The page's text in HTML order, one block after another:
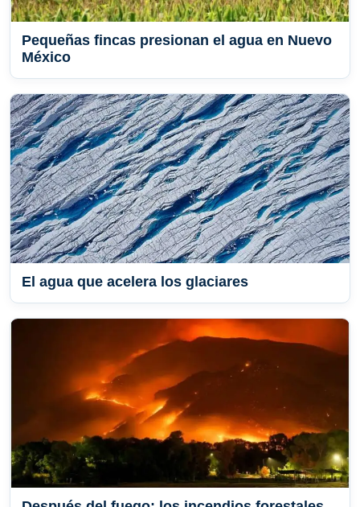
Pequeñas fincas presionan el agua en Nuevo
México
El agua que acelera los glaciares